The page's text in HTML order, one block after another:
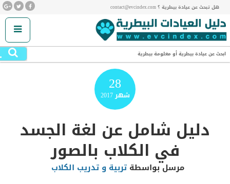
هل تبحث عن عيادة بيطرية ؟ contact@evcindex.com
ابحث عن عيادة بيطرية أو معلومة بيطرية
28
شهر2017
دليل شامل عن لغة الجسد
في الكلاب بالصور
مرسل بواسطةتربية و تدريب الكلاب